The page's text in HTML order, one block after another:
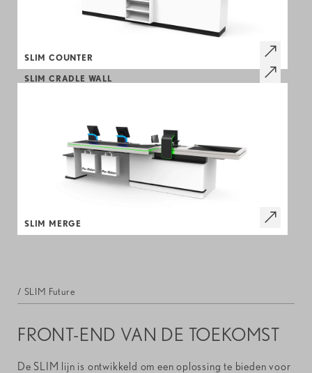
SLIM COUNTER
SLIM CRADLE WALL
SLIM MERGE
/ SLIM Future
FRONT-END VAN DE TOEKOMST
De SLIM lijn is ontwikkeld om een oplossing te bieden voor